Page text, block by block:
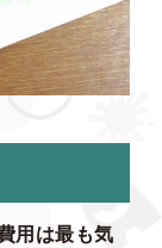
用は最も気